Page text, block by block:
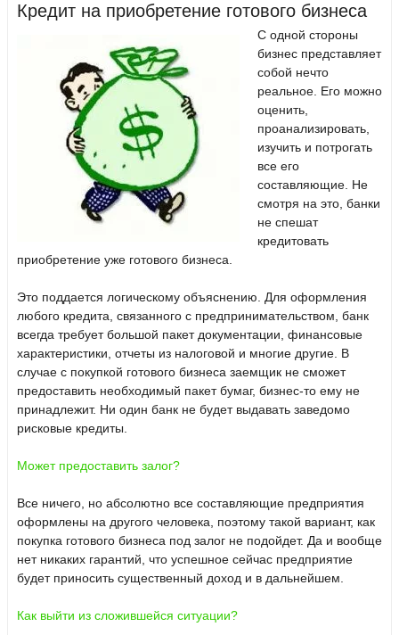
Кредит на приобретение готового бизнеса
С одной стороны
бизнес представляет
собой нечто
реальное. Его можно
оценить,
проанализировать,
изучить и потрогать
все его
составляющие. Не
смотря на это, банки
не спешат
кредитовать
приобретение уже готового бизнеса.
Это поддается логическому объяснению. Для оформления
любого кредита, связанного с предпринимательством, банк
всегда требует большой пакет документации, финансовые
характеристики, отчеты из налоговой и многие другие. В
случае с покупкой готового бизнеса заемщик не сможет
предоставить необходимый пакет бумаг, бизнес-то ему не
принадлежит. Ни один банк не будет выдавать заведомо
рисковые кредиты.
Может предоставить залог?
Все ничего, но абсолютно все составляющие предприятия
оформлены на другого человека, поэтому такой вариант, как
покупка готового бизнеса под залог не подойдет. Да и вообще
нет никаких гарантий, что успешное сейчас предприятие
будет приносить существенный доход и в дальнейшем.
Как выйти из сложившейся ситуации?